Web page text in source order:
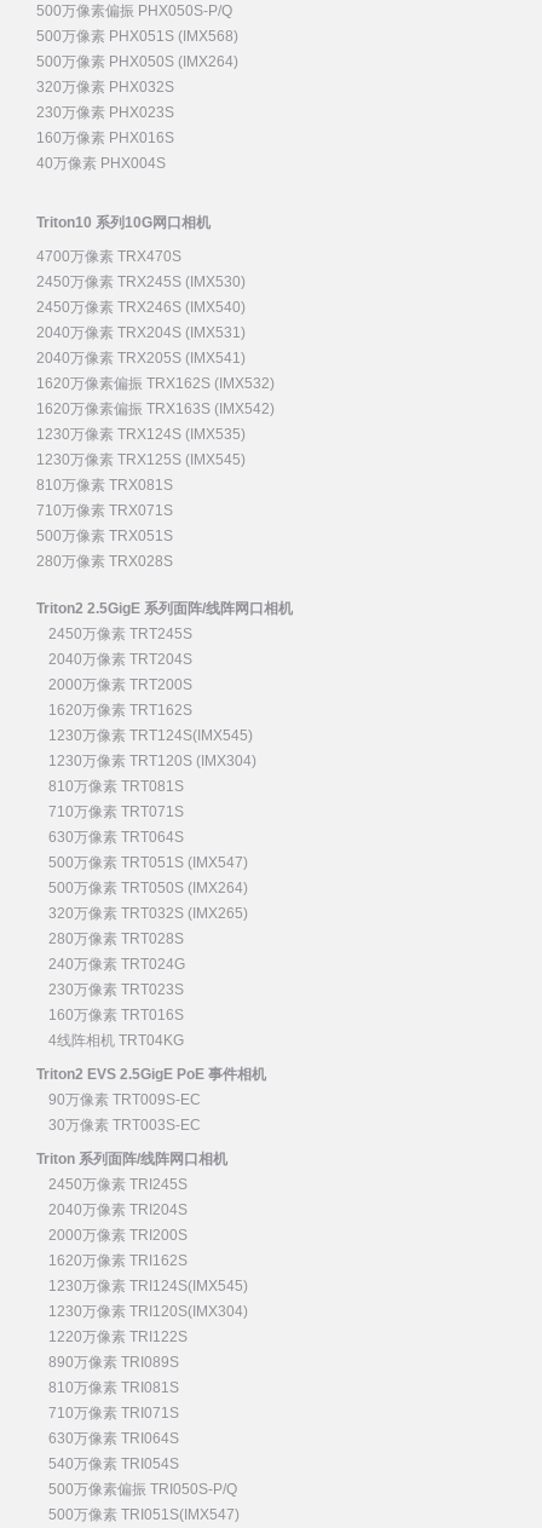
500万像素偏振 PHX050S-P/Q
500万像素 PHX051S (IMX568)
500万像素 PHX050S (IMX264)
320万像素 PHX032S
230万像素 PHX023S
160万像素 PHX016S
40万像素 PHX004S
Triton10 系列10G网口相机
4700万像素 TRX470S
2450万像素 TRX245S (IMX530)
2450万像素 TRX246S (IMX540)
2040万像素 TRX204S (IMX531)
2040万像素 TRX205S (IMX541)
1620万像素偏振 TRX162S (IMX532)
1620万像素偏振 TRX163S (IMX542)
1230万像素 TRX124S (IMX535)
1230万像素 TRX125S (IMX545)
810万像素 TRX081S
710万像素 TRX071S
500万像素 TRX051S
280万像素 TRX028S
Triton2 2.5GigE 系列面阵/线阵网口相机
2450万像素 TRT245S
2040万像素 TRT204S
2000万像素 TRT200S
1620万像素 TRT162S
1230万像素 TRT124S(IMX545)
1230万像素 TRT120S (IMX304)
810万像素 TRT081S
710万像素 TRT071S
630万像素 TRT064S
500万像素 TRT051S (IMX547)
500万像素 TRT050S (IMX264)
320万像素 TRT032S (IMX265)
280万像素 TRT028S
240万像素 TRT024G
230万像素 TRT023S
160万像素 TRT016S
4线阵相机 TRT04KG
Triton2 EVS 2.5GigE PoE 事件相机
90万像素 TRT009S-EC
30万像素 TRT003S-EC
Triton 系列面阵/线阵网口相机
2450万像素 TRI245S
2040万像素 TRI204S
2000万像素 TRI200S
1620万像素 TRI162S
1230万像素 TRI124S(IMX545)
1230万像素 TRI120S(IMX304)
1220万像素 TRI122S
890万像素 TRI089S
810万像素 TRI081S
710万像素 TRI071S
630万像素 TRI064S
540万像素 TRI054S
500万像素偏振 TRI050S-P/Q
500万像素 TRI051S(IMX547)